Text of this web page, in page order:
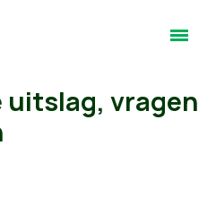
uitslag, vragen